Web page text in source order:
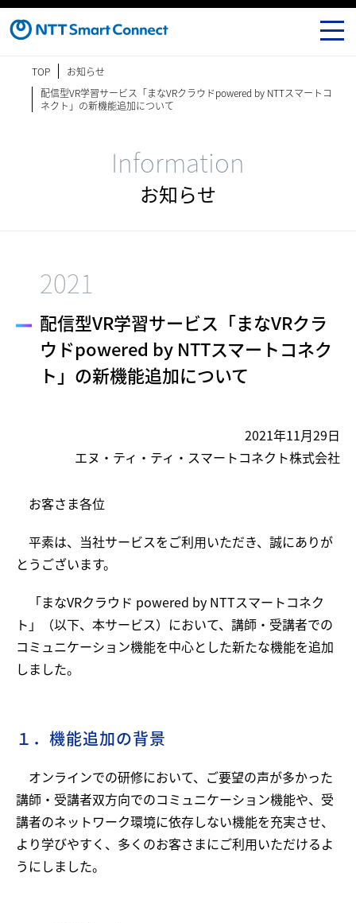
TOP
お知らせ
配信型VR学習サービス「まなVRクラウドpowered by NTTスマートコ
ネクト」の新機能追加について
Information
お知らせ
2021
配信型VR学習サービス「まなVRクラ
ウドpowered by NTTスマートコネク
ト」の新機能追加について
2021年11月29日
エヌ・ティ・ティ・スマートコネクト株式会社
お客さま各位
平素は、当社サービスをご利用いただき、誠にありが
とうございます。
「まなVRクラウド powered by NTTスマートコネク
ト」（以下、本サービス）において、講師・受講者での
コミュニケーション機能を中心とした新たな機能を追加
しました。
１．機能追加の背景
オンラインでの研修において、ご要望の声が多かった
講師・受講者双方向でのコミュニケーション機能や、受
講者のネットワーク環境に依存しない機能を充実させ、
より学びやすく、多くのお客さまにご利用いただけるよ
うにしました。